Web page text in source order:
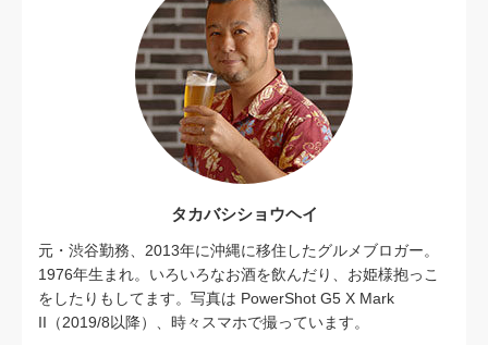
タカバシショウヘイ
元・渋谷勤務、2013年に沖縄に移住したグルメブロガー。
1976年生まれ。いろいろなお酒を飲んだり、お姫様抱っこ
をしたりもしてます。写真は PowerShot G5 X Mark
II（2019/8以降）、時々スマホで撮っています。